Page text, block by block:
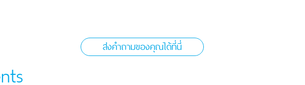
ส่งคำถามของคุณได้ที่นี่